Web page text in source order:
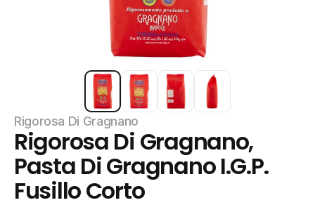
Rigorosa Di Gragnano
Rigorosa Di Gragnano,
Pasta Di Gragnano I.G.P.
Fusillo Corto